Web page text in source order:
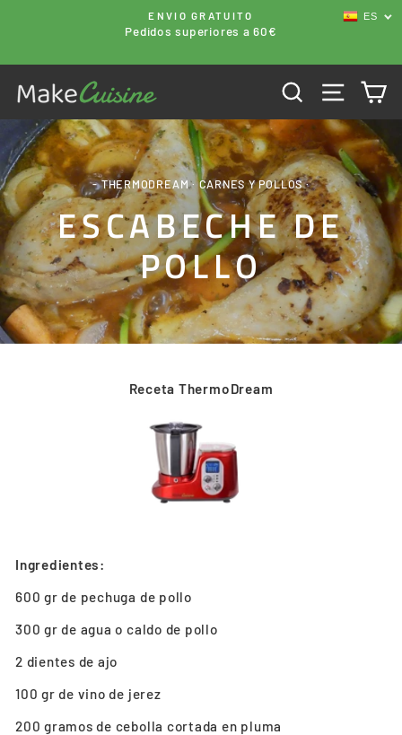
contenido
ENVIO GRATUITO
Pedidos superiores a 60€
BUSCAR
- THERMODREAM·CARNES Y POLLOS·
ESCABECHE DE
POLLO
Receta ThermoDream
Ingredientes:
600 gr de pechuga de pollo
300 gr de agua o caldo de pollo
2 dientes de ajo
100 gr de vino de jerez
200 gramos de cebolla cortada en pluma
ES